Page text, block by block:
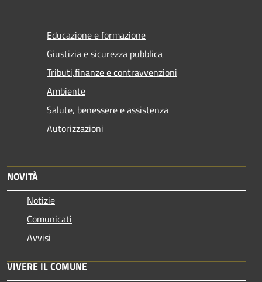
Educazione e formazione
Giustizia e sicurezza pubblica
Tributi,finanze e contravvenzioni
Ambiente
Salute, benessere e assistenza
Autorizzazioni
NOVITÀ
Notizie
Comunicati
Avvisi
VIVERE IL COMUNE